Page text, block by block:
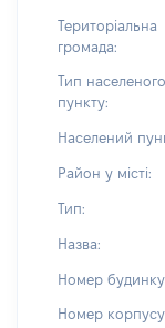
Територіальна
громада:
Тип населеного
пункту:
Населений
Район у місті:
Тип:
Назва:
Номер
Номер